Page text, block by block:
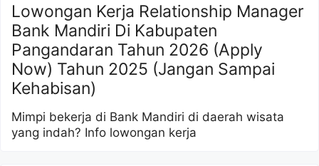
Lowongan Kerja Relationship Manager
Bank Mandiri Di Kabupaten
Pangandaran Tahun 2026 (Apply
Now) Tahun 2025 (Jangan Sampai
Kehabisan)
Mimpi bekerja di Bank Mandiri di daerah wisata
yang indah? Info lowongan kerja